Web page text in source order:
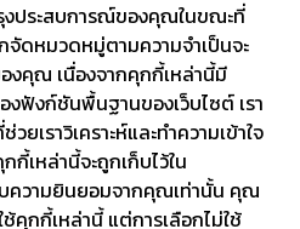
งประสบการณ์ของคุณในขณะที่
ดหมวดหมู่ตามความจำเป็นจะ
องคุณ เนื่องจากคุกกี้เหล่านี้มี
งฟังก์ชันพื้นฐานของเว็บไซต์ เรา
เราวิเคราะห์และทำความเข้าใจ
กี้เหล่านี้จะถูกเก็บไว้ใน
บความยินยอมจากคุณเท่านั้น คุณ
คุกกี้เหล่านี้ แต่การเลือกไม่ใช้